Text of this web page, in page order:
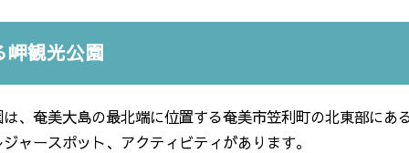
岬観光公園
、奄美大島の最北端に位置する奄美市笠利町の北東部にあ
ャースポット、アクティビティがあります。